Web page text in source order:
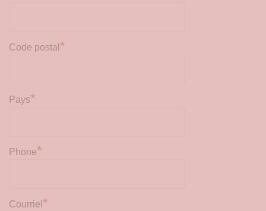
Code postal *
Pays*
Phone*
Courriel *